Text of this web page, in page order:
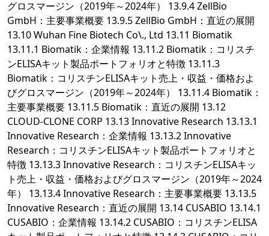
グロスマージン（2019年～2024年） 13.9.4 ZellBio
GmbH：主要事業概要 13.9.5 ZellBio GmbH：直近の展開
13.10 Wuhan Fine Biotech Co\., Ltd 13.11 Biomatik
13.11.1 Biomatik：企業情報 13.11.2 Biomatik：コリスチ
ンELISAキット製品ポートフォリオと特徴 13.11.3
Biomatik：コリスチンELISAキット売上・収益・価格およ
びグロスマージン（2019年～2024年） 13.11.4 Biomatik：
主要事業概要 13.11.5 Biomatik：直近の展開 13.12
CLOUD-CLONE CORP 13.13 Innovative Research 13.13.1
Innovative Research：企業情報 13.13.2 Innovative
Research：コリスチンELISAキット製品ポートフォリオと
特徴 13.13.3 Innovative Research：コリスチンELISAキッ
ト売上・収益・価格およびグロスマージン（2019年～2024
年） 13.13.4 Innovative Research：主要事業概要 13.13.5
Innovative Research：直近の展開 13.14 CUSABIO 13.14.1
CUSABIO：企業情報 13.14.2 CUSABIO：コリスチンELISA